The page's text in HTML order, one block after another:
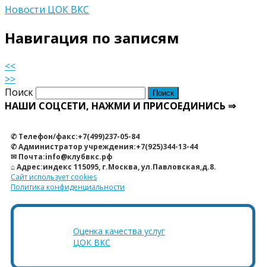
Новости ЦОК ВКС
Навигация по записям
<<
>>
Поиск
НАШИ СОЦСЕТИ, НАЖМИ И ПРИСОЕДИНИСЬ ⇒
✆ Телефон/факс:+7(499)237-05-84
✆ Администратор учреждения:+7(925)344-13-44
✉ Почта:info@клубвкс.рф
⌂ Адрес:индекс 115095, г.Москва, ул.Павловская,д.8.
Сайт использует cookies
Политика конфиденциальности
Оценка качества услуг
ЦОК ВКС